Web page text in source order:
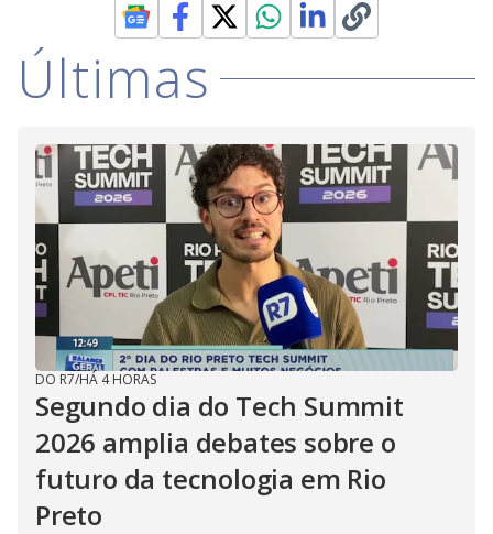
Últimas
DO R7/HÁ 4 HORAS
Segundo dia do Tech Summit
2026 amplia debates sobre o
futuro da tecnologia em Rio
Preto